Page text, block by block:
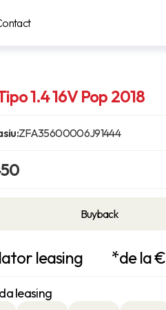
1.4 16V Pop 2018
ZFA35600006J91444
Buyback
leasing *de la €
leasing